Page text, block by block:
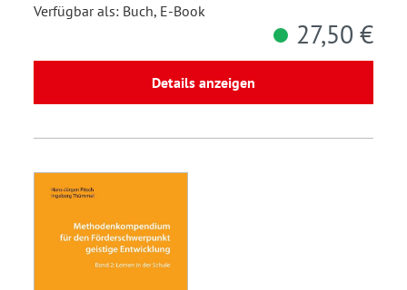
Verfügbar als: Buch, E-Book
27,50 €
Details anzeigen